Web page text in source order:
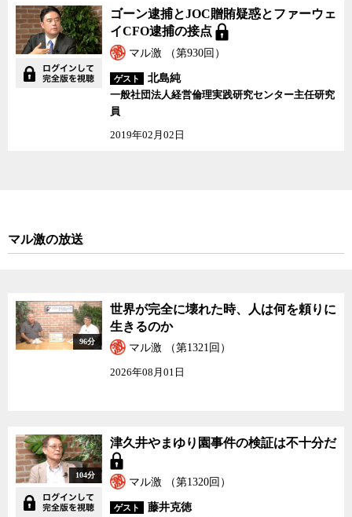
問題についての議論が、年々聞かれなくなっていることだ。フェイ
クニュースの蔓延や政府や企業による情報操作を問題にする人は多
いが、そもそも人々は真面目で面倒くさい情報そのものから目を背
け始めている。正しさだけで通用した時代は終わってしまったの
だ。
しかし、共通善としてのコモンセンスを失い、各人が自分の利益
の最大化にしか関心を持てなくなってしまった社会は、必ずや滅び
りながら、劣化が止まらない社会の中でコモンセンスを取り戻すた
めの可能性や条件を議論した。
ゴーン逮捕とJOC贈賄疑惑とファーウェ
イCFO逮捕の接点
マル激 （第930回）
ゲスト
北島純
一般社団法人経営倫理実践研究センター主任研究
員
2019年02月02日
マル激の放送
96分
世界が完全に壊れた時、人は何を頼りに
生きるのか
マル激 （第1321回）
2026年08月01日
104分
津久井やまゆり園事件の検証は不十分だ
マル激 （第1320回）
ゲスト
藤井克徳